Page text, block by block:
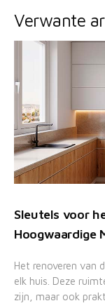
Verwante
Sleutels voor
Hoogwaardige
Het renoveren van
elk huis. Deze
zijn, maar ook